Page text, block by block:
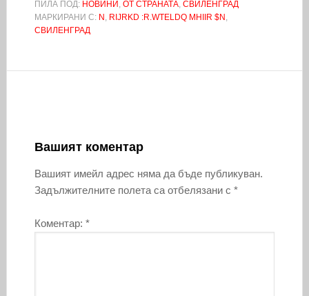
ПИЛА ПОД: НОВИНИ , ОТ СТРАНАТА, СВИЛЕНГРАД
МАРКИРАНИ С: N , RIJRKD :R.WTELDQ MHIIR $N ,
СВИЛЕНГРАД
Вашият коментар
Вашият имейл адрес няма да бъде публикуван.
Задължителните полета са отбелязани с *
Коментар: *